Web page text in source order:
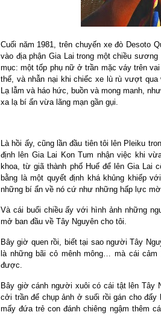
Cuối năm 1981, trên chuyến xe đò Desoto
vào địa phận Gia Lai trong một chiều
mục: một tốp phụ nữ ở trần mặc váy trên
thế, và nhẫn nại khi chiếc xe lù rù vượt
Lạ lẫm và háo hức, buồn và mong manh,
xa lạ bí ấn vừa lãng mạn gần gụi.
Là hồi ấy, cũng lần đầu tiên tôi lên Pleiku
định lên Gia Lai Kon Tum nhận việc khi
khoa, từ giã thành phố Huế để lên Gia Lai
bằng là một quyết định khá khủng khiếp
những bí ẩn về nó cứ như những hấp lực
Và cái buổi chiều ấy với hình ảnh những
mở ban đầu về Tây Nguyên cho tôi.
Bây giờ quen rồi, biết tại sao người Tây
là những bãi cỏ mênh mông… mà cái
được.
Bây giờ cánh người xuôi có cái tật lên Tây
cởi trần để chụp ảnh ở suối rồi gán cho
mấy đứa trẻ con đánh chiêng ngậm thêm